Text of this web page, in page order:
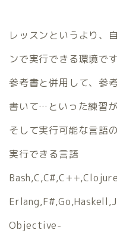
レッスンというより、
ンで実行できる環境です
参考書と併用して、参
書いて…といった練習
そして実行可能な言語
実行できる言語
Objective-